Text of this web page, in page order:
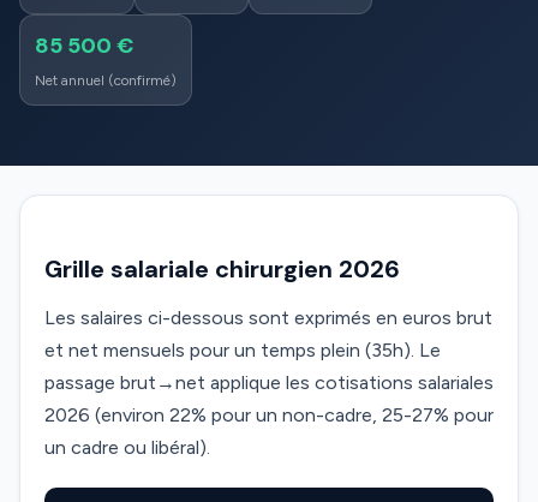
85 500 €
Net annuel (confirmé)
Grille salariale chirurgien 2026
Les salaires ci-dessous sont exprimés en euros brut
et net mensuels pour un temps plein (35h). Le
passage brut→net applique les cotisations salariales
2026 (environ 22% pour un non-cadre, 25-27% pour
un cadre ou libéral).